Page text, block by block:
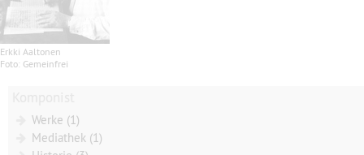
Erkki Aaltonen
Foto: Gemeinfrei
Werke (1)
Mediathek (1)